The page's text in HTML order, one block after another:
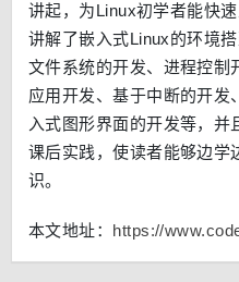
讲起，为Linux初学者能快
讲解了嵌入式Linux的环境
文件系统的开发、进程控制
应用开发、基于中断的开发
入式图形界面的开发等，
课后实践，使读者能够边学
识。
本文地址： https://